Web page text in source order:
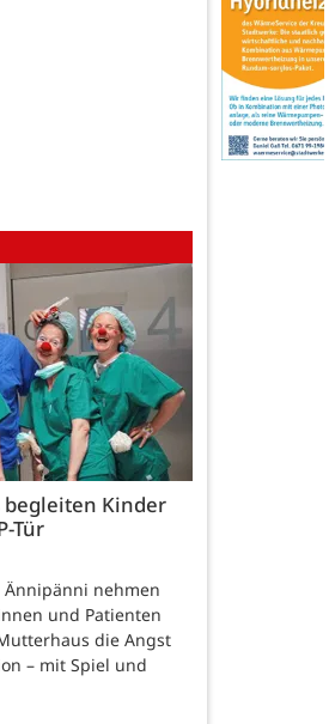
Kinder
Tür
Ännipänni nehmen
und Patienten
die Angst
– mit Spiel und